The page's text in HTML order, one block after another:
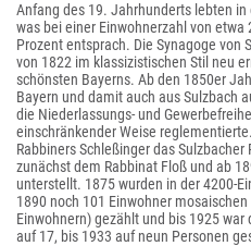
Anfang des 19. Jahrhunderts lebten
was bei einer Einwohnerzahl von
Prozent entsprach. Die Synagoge von
von 1822 im klassizistischen Stil neu
schönsten Bayerns. Ab den 1850er
Bayern und damit auch aus Sulzbach
die Niederlassungs- und
einschränkender Weise
Rabbiners Schleßinger das
zunächst dem Rabbinat Floß und ab
unterstellt. 1875 wurden in der 4200-
1890 noch 101 Einwohner
Einwohnern) gezählt und bis 1925
auf 17, bis 1933 auf neun Personen